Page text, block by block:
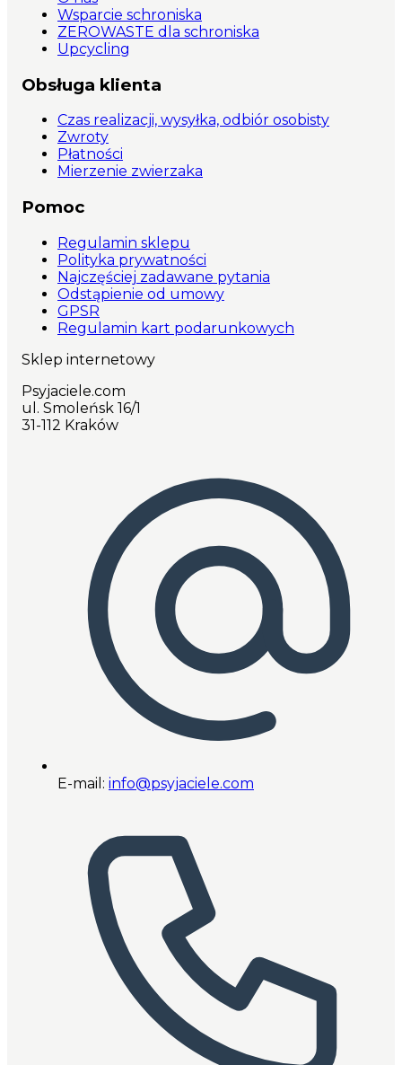
Wsparcie schroniska
ZEROWASTE dla schroniska
Upcycling
Obsługa klienta
Czas realizacji, wysyłka, odbiór osobisty
Zwroty
Płatności
Mierzenie zwierzaka
Pomoc
Regulamin sklepu
Polityka prywatności
Najczęściej zadawane pytania
Odstąpienie od umowy
GPSR
Regulamin kart podarunkowych
Sklep internetowy
Psyjaciele.com
ul. Smoleńsk 16/1
31-112 Kraków
E-mail: info@psyjaciele.com